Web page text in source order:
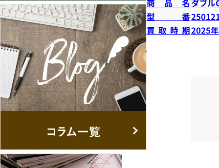
商品名ダブル
型番
買取時期2025